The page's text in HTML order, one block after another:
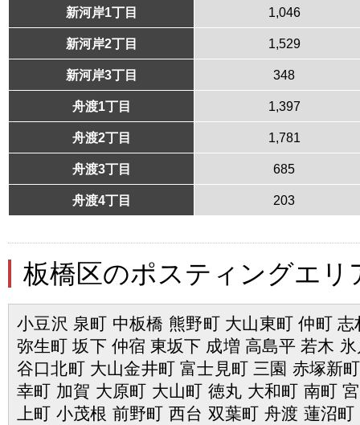
新河岸1丁目 1,046
新河岸2丁目 1,529
新河岸3丁目 348
舟渡1丁目 1,397
舟渡2丁目 1,781
舟渡3丁目 685
舟渡4丁目 203
板橋区のポスティングエリ
小豆沢 泉町 中板橋 熊野町 大山東町 仲町
弥生町 坂下 仲宿 東坂下 成増 高島平 若木
谷口北町 大山金井町 富士見町 三園 赤塚新
幸町 加賀 大原町 大山町 徳丸 大和町 南町
上町 小茂根 前野町 西台 双葉町 舟渡 蓮沼